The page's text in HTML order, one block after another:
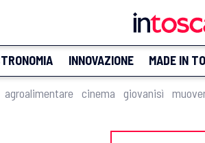
INNOVAZIONE MADE IN
agroalimentare cinema giovanisì